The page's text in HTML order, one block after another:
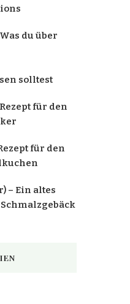
du über
solltest
für den
für den
– Ein altes